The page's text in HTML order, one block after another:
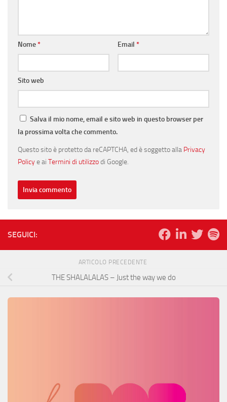
Nome* Email *
Sito web
Salva il mio nome, email e sito web in questo browser per
la prossima volta che commento.
Questo sito è protetto da reCAPTCHA, ed è soggetto alla Privacy
Policye ai Termini di utilizzodi Google.
SEGUICI:
ARTICOLO PRECEDENTE
THE SHALALALAS – Just the way we do